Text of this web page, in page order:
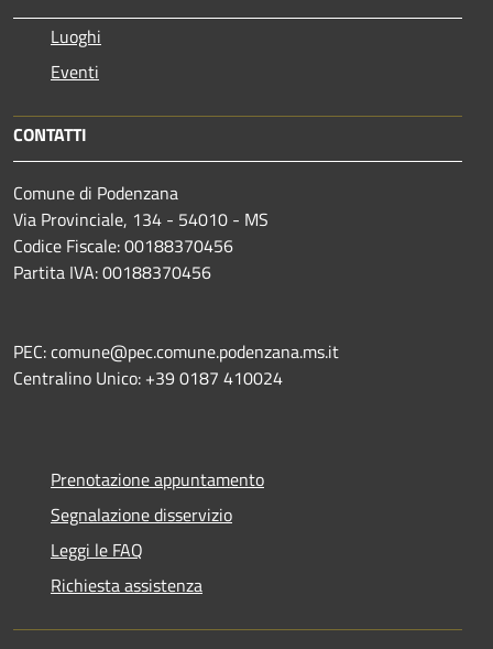
Luoghi
Eventi
CONTATTI
Comune di Podenzana
Via Provinciale, 134 - 54010 - MS
Codice Fiscale: 00188370456
Partita IVA: 00188370456
PEC: comune@pec.comune.podenzana.ms.it
Centralino Unico: +39 0187 410024
Prenotazione appuntamento
Segnalazione disservizio
Leggi le FAQ
Richiesta assistenza